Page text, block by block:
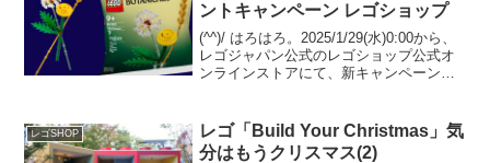
ントキャンペーン レゴショップ
(^^)/ はろはろ。2025/1/29(水)0:00から、
レゴジャパン公式のレゴショップ公式オ
ンラインストアにて、新キャンペーン開
定のセットをまとめ買いで...
レゴSHOP
レゴ「Build Your Christmas」気
分はもうクリスマス(2)